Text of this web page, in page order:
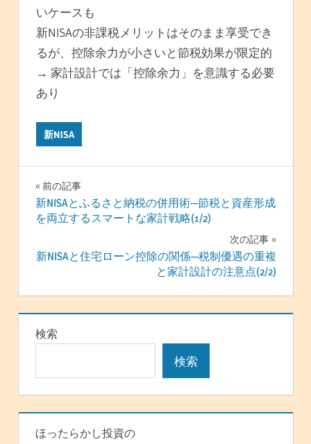
いケースも
新NISAの非課税メリットはそのまま享受でき
るが、控除余力が小さいと節税効果が限定的
→ 家計設計では「控除余力」を意識する必要
あり
新NISA
投
稿
ゲ
ー
シ
ョ
ン
前の記事
新NISAとふるさと納税の併用術─節税と資産形成
を両立するスマートな家計戦略(1/2)
次の記事
新NISAと住宅ローン控除の関係─税制優遇の重複
と家計設計の注意点(2/2)
検索
検索
ほったらかし投資の